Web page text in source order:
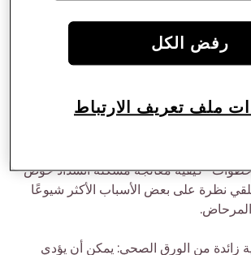
البسيطة والفعالة لضمان
مشكلة انسداد حوض المرحاض.
التي تؤدي إلى انسداد
"كيفية معالجة مشكلة انسداد حوض
نظرة على بعض الأسباب الأكثر شيوعًا
زائدة من الورق الصحي: يمكن أن يؤدي
ملف تعريف الارتباط
رفض الكل